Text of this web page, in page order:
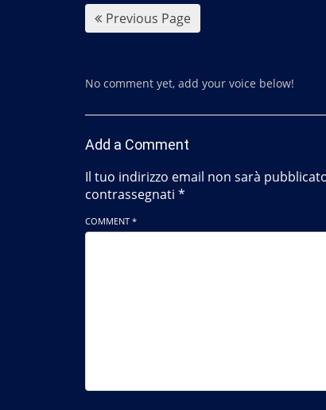
Previous Page
No comment yet, add your voice below!
Add a Comment
Il tuo indirizzo email non sarà
contrassegnati *
COMMENT *